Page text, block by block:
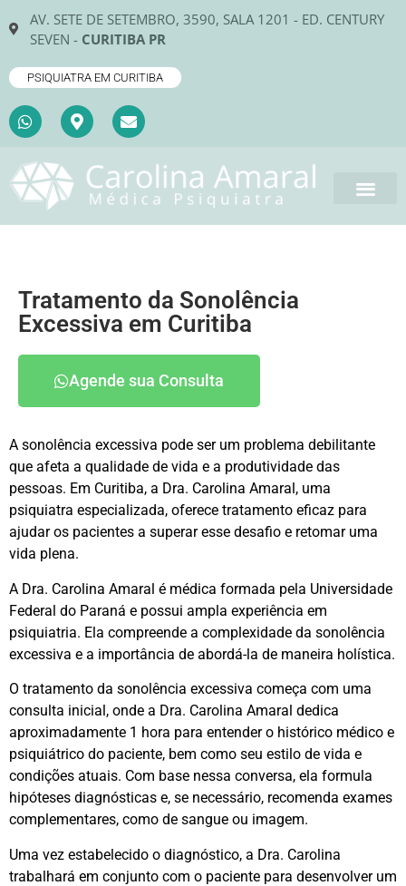
AV. SETE DE SETEMBRO, 3590, SALA 1201 - ED. CENTURY
SEVEN - CURITIBA PR
PSIQUIATRA EM CURITIBA
Tratamento da Sonolência
Excessiva em Curitiba
Agende sua Consulta
A sonolência excessiva pode ser um problema debilitante
que afeta a qualidade de vida e a produtividade das
pessoas. Em Curitiba, a Dra. Carolina Amaral, uma
psiquiatra especializada, oferece tratamento eficaz para
ajudar os pacientes a superar esse desafio e retomar uma
vida plena.
A Dra. Carolina Amaral é médica formada pela Universidade
Federal do Paraná e possui ampla experiência em
psiquiatria. Ela compreende a complexidade da sonolência
excessiva e a importância de abordá-la de maneira holística.
O tratamento da sonolência excessiva começa com uma
consulta inicial, onde a Dra. Carolina Amaral dedica
aproximadamente 1 hora para entender o histórico médico e
psiquiátrico do paciente, bem como seu estilo de vida e
condições atuais. Com base nessa conversa, ela formula
hipóteses diagnósticas e, se necessário, recomenda exames
complementares, como de sangue ou imagem.
Uma vez estabelecido o diagnóstico, a Dra. Carolina
trabalhará em conjunto com o paciente para desenvolver um